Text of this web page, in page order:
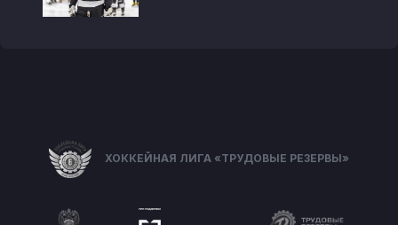
ХОККЕЙНАЯ ЛИГА «ТРУДОВЫЕ РЕЗЕРВЫ»